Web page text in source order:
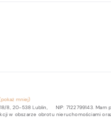
8, 20-538 Lublin, NIP: 7122799143.
w obszarze obrotu nieruchomościami